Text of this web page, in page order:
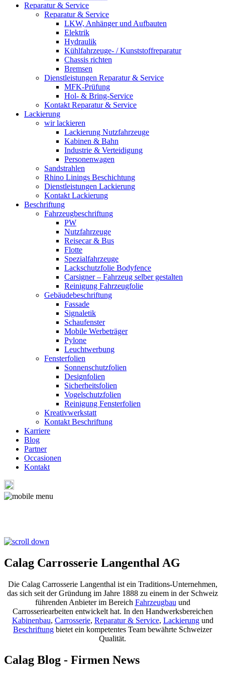
Reparatur & Service
Reparatur & Service
LKW, Anhänger und Aufbauten
Elektrik
Hydraulik
Kühlfahrzeuge- / Kunststoffreparatur
Chassis richten
Bremsen
Dienstleistungen Reparatur & Service
MFK-Prüfung
Hol- & Bring-Service
Kontakt Reparatur & Service
Lackierung
wir lackieren
Lackierung Nutzfahrzeuge
Kabinen & Bahn
Industrie & Verteidigung
Personenwagen
Sandstrahlen
Rhino Linings Beschichtung
Dienstleistungen Lackierung
Kontakt Lackierung
Beschriftung
Fahrzeugbeschriftung
PW
Nutzfahrzeuge
Reisecar & Bus
Flotte
Spezialfahrzeuge
Lackschutzfolie Bodyfence
Carsigner – Fahrzeug selber gestalten
Reinigung Fahrzeugfolie
Gebäudebeschriftung
Fassade
Signaletik
Schaufenster
Mobile Werbeträger
Pylone
Leuchtwerbung
Fensterfolien
Sonnenschutzfolien
Designfolien
Sicherheitsfolien
Vogelschutzfolien
Reinigung Fensterfolien
Kreativwerkstatt
Kontakt Beschriftung
Karriere
Blog
Partner
Occasionen
Kontakt
Calag Carrosserie Langenthal AG
Die Calag Carrosserie Langenthal ist ein Traditions-Unternehmen,
das sich seit der Gründung im Jahre 1888 zu einem in der Schweiz
führenden Anbieter im Bereich Fahrzeugbau und
Carrosseriearbeiten entwickelt hat. In den Handwerksbereichen
Kabinenbau, Carrosserie, Reparatur & Service, Lackierungund
Beschriftung bietet ein kompetentes Team bewährte Schweizer
Qualität.
Calag Blog - Firmen News